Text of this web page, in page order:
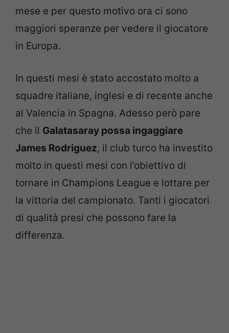
mese e per questo motivo ora ci sono
maggiori speranze per vedere il giocatore
in Europa.
In questi mesi è stato accostato molto a
squadre italiane, inglesi e di recente anche
al Valencia in Spagna. Adesso però pare
che il Galatasaray possa ingaggiare
James Rodriguez, il club turco ha investito
molto in questi mesi con l’obiettivo di
tornare in Champions League e lottare per
la vittoria del campionato. Tanti i giocatori
di qualità presi che possono fare la
differenza.